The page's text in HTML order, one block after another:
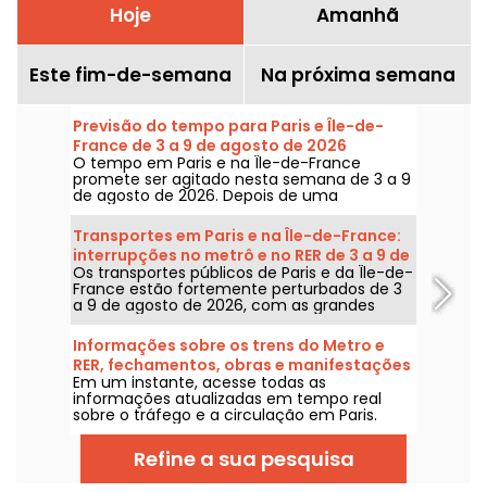
Hoje Amanhã
Este fim-de-semana Na próxima semana
Previsão do tempo para Paris e Île-de-
France de 3 a 9 de agosto de 2026
O tempo em Paris e na Île-de-France
promete ser agitado nesta semana de 3 a 9
de agosto de 2026. Depois de uma
segunda-feira de calor extremo, com risco
de tempestades, as temperaturas vão cair
gradualmente antes do retorno de tempo
mais quente e ensolarado para o fim de
semana.
Transportes em Paris e na Île-de-France:
interrupções no metrô e no RER de 3 a 9 de
agosto de 2026
Os transportes públicos de Paris e da Île-de-
France estão fortemente perturbados de 3
a 9 de agosto de 2026, com as grandes
obras de verão que afetam gravemente
algumas linhas, segundo a RATP e a SNCF.
Informações sobre os trens do Metro e
RER, fechamentos, obras e manifestações
em Paris nesta Quarta-feira 5 de agosto
de 2026
Em um instante, acesse todas as
informações atualizadas em tempo real
sobre o tráfego e a circulação em Paris.
Metrô, RER e Transilien da RATP, obras,
deslocamentos, grandes eventos e
manifestações — aqui você encontra todos
os detalhes práticos que precisa saber
Refine a sua pesquisa